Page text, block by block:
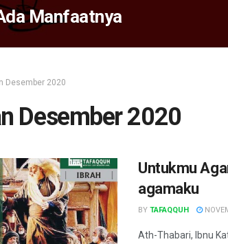
Manfaatnya
Desember 2020
Desember 2020
Untukmu
agamaku
BY TAFAQQUH
Ath-Thabari, Ibnu